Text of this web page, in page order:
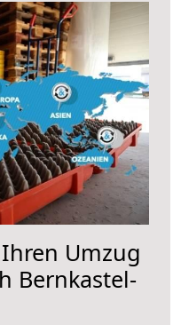
Umzug
Bernkastel-